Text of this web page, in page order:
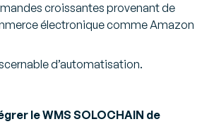
croissantes provenant de
électronique comme Amazon
d’automatisation.
le WMS SOLOCHAIN de